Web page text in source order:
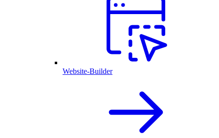
Website-Builder